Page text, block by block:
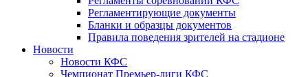
Регламентирующие документы
Бланки и образцы документов
Правила поведения зрителей на стадионе
Новости
Новости КФС
Чемпионат Премьер-лиги КФС